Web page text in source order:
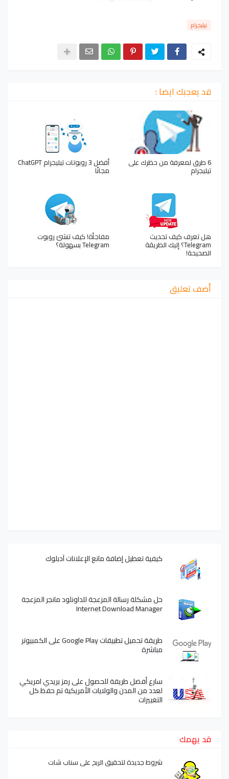
تيليجرام
قد يعجبك ايضا :
6 طرق لمعرفة من حظرك على
تيليجرام
أفضل 3 روبوتات تيليجرام ChatGPT
مجانًا
هل تعرف كيف تحديث
Telegram؟ إليك الطريقة
الصحيحة!
مفاجأة! كيف تنشئ روبوت
Telegram بسهولة؟
أضف تعليق
كيفية تعطيل إضافة مانع الإعلانات آدبلوك
حل مشكلة رسالة المزعجة للداونلود مانجر المزعجة
Internet Download Manager
طريقة تحميل تطبيقات Google Play على الكمبيوتر
مباشرة
سارع أفضل طريقة للحصول على رمز بريدي امريكي
لعدد من المدن والولايات الأمريكية تم حفظ كل
التغييرات
قد يهمك
شروط جديدة لتحقيق الربح على سناب شات